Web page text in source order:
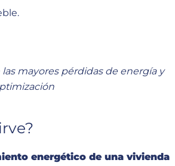
mayores pérdidas de energía y
energético de una vivienda